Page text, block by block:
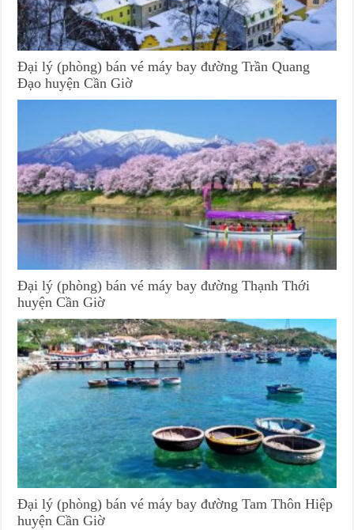
Đại lý (phòng) bán vé máy bay đường Trần Quang
Đạo huyện Cần Giờ
Đại lý (phòng) bán vé máy bay đường Thạnh Thới
huyện Cần Giờ
Đại lý (phòng) bán vé máy bay đường Tam Thôn Hiệp
huyện Cần Giờ